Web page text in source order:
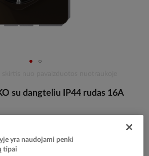
su dangteliu IP44 rudas 16A
yra naudojami penki
tipai